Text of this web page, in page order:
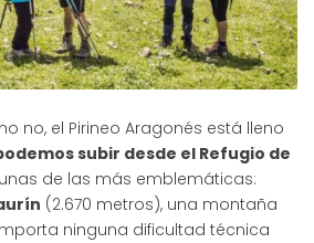
no, el Pirineo Aragonés está lleno
subir desde el Refugio de
de las más emblemáticas:
(2.670 metros), una montaña
ninguna dificultad técnica